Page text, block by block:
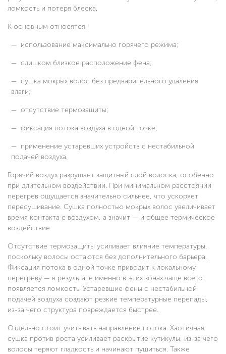
ломкость и потеря блеска.
К основным относятся:
использование максимально горячего режима;
слишком близкое расположение фена;
сушка мокрых волос без предварительного удаления
влаги;
отсутствие термозащиты;
фиксация потока воздуха в одной точке;
применение устаревших устройств с нестабильной
подачей воздуха.
Горячий воздух разрушает защитный слой волоска, особенно
при длительном воздействии. При минимальном расстоянии
перегрев ощущается значительно сильнее, что ускоряет
пересушивание. Сушка полностью мокрых волос увеличивает
время контакта с воздухом, а значит — и общее термическое
воздействие.
Отсутствие термозащиты усиливает влияние температуры,
поскольку волосы остаются без дополнительного барьера.
Фиксация потока в одной точке приводит к локальному
перегреву — в результате именно в этих зонах чаще всего
появляется ломкость. Устаревшие фены с нестабильной
подачей воздуха создают резкие температурные перепады,
из-за чего структура повреждается быстрее.
Отдельно стоит учитывать направление потока. Хаотичная
сушка против роста усиливает раскрытие кутикулы, из-за чего
волосы теряют гладкость и начинают пушиться. Также